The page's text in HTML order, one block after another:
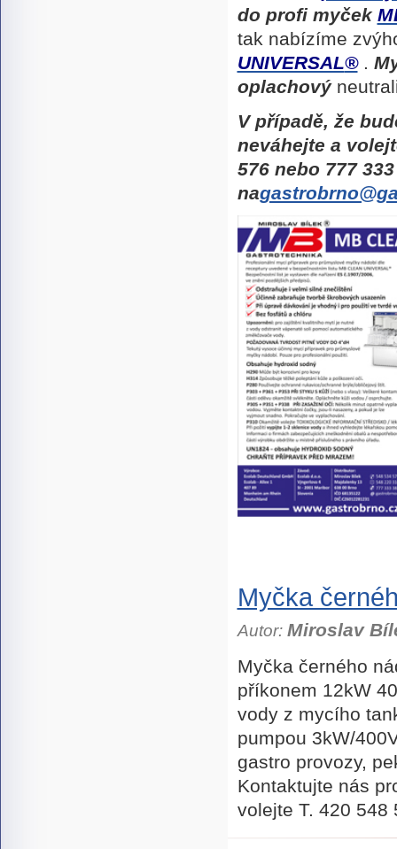
do profi myček
tak nabízíme
UNIVERSAL®.
oplachový
V případě, že
neváhejte a
576 nebo 777
na
Myčka
Autor: Miroslav
Myčka černého
příkonem 12kW
vody z mycího
pumpou 3kW/
gastro provozy,
Kontaktujte nás
volejte T. 420 548